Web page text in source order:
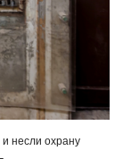
несли охрану